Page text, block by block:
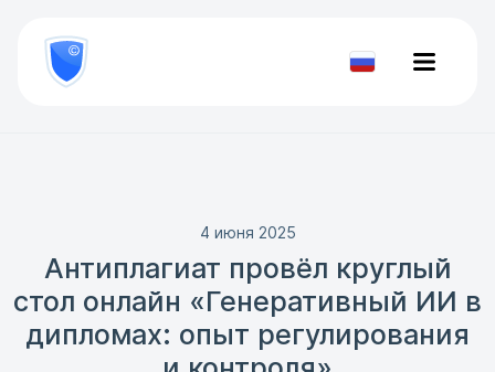
800
777-
81-Проверить
4 июня 2025
Антиплагиат провёл круглый
стол онлайн «Генеративный ИИ в
дипломах: опыт регулирования